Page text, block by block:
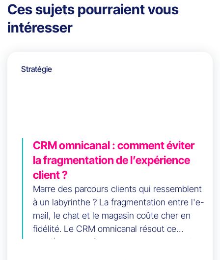
Ces sujets pourraient vous
intéresser
Stratégie
CRM omnicanal : comment éviter
la fragmentation de l’expérience
client ?
Marre des parcours clients qui ressemblent
à un labyrinthe ? La fragmentation entre l'e-
mail, le chat et le magasin coûte cher en
fidélité. Le CRM omnicanal résout ce
problème en créant une source unique de